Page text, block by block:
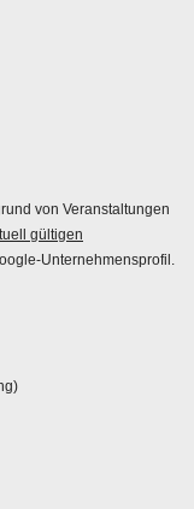
von Veranstaltungen
gültigen
Unternehmensprofil.